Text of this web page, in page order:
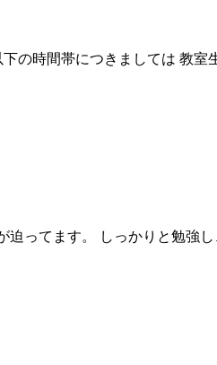
の時間帯につきましては 教室
ってます。 しっかりと勉強